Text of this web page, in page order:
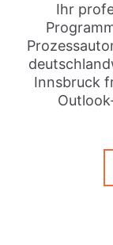
Ihr
Innsbruck